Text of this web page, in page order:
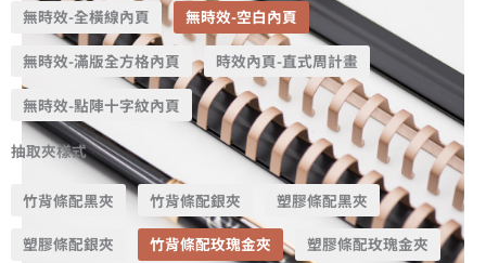
無時效-全橫線內頁 無時效-空白內頁
無時效-滿版全方格內頁 時效內頁-直式周計畫
無時效-點陣十字紋內頁
抽取夾樣式
竹背條配黑夾 竹背條配銀夾 塑膠條配黑夾
塑膠條配銀夾 竹背條配玫瑰金夾 塑膠條配玫瑰金夾